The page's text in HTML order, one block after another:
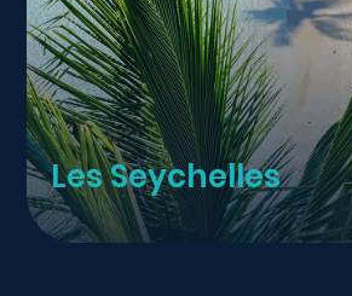
Les Seychelles